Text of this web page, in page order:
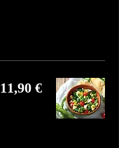
11,90 €